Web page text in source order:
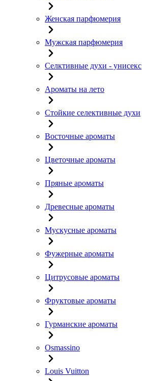
Женская парфюмерия
Мужская парфюмерия
Селктивные духи - унисекс
Ароматы на лето
Стойкие селективные духи
Восточные ароматы
Цветочные ароматы
Пряные ароматы
Древесные ароматы
Мускусные ароматы
Фужерные ароматы
Цитрусовые ароматы
Фруктовые ароматы
Гурманские ароматы
Osmassino
Louis Vuitton